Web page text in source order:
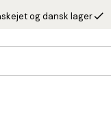
og dansk lagerdone